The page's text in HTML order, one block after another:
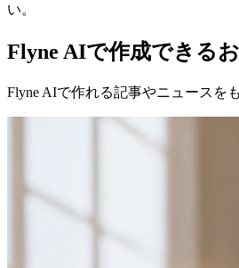
い。
Flyne AIで作成できる
Flyne AIで作れる記事やニュースを